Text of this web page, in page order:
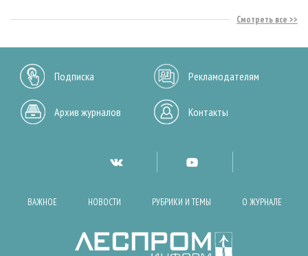
Смотреть все
Подписка Рекламодателям
Архив журналов Контакты
ВАЖНОЕ НОВОСТИ РУБРИКИ И ТЕМЫ О ЖУРНАЛЕ